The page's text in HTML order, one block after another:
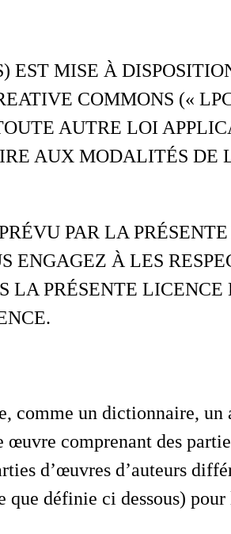
MISE À
COMMONS («
AUTRE LOI
AUX MODALITÉS DE
PAR LA
ENGAGEZ À LES
LA PRÉSENTE
comme un dictionnaire,
comprenant des
d’œuvres d’auteurs
définie ci dessous)